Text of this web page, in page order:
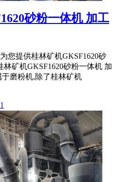
砂粉一体机 加工
您提供桂林矿机GKSF1620砂
矿机GKSF1620砂粉一体机 加
磨粉机,除了桂林矿机